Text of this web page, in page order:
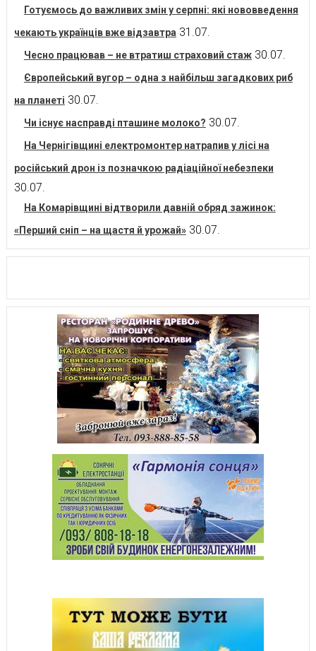
Готуємось до важливих змін у серпні: які нововведення
чекають українців вже відзавтра 31.07.
Чесно працював – не втратиш страховий стаж 30.07.
Європейський вугор – одна з найбільш загадкових риб
на планеті 30.07.
Чи існує насправді пташине молоко? 30.07.
На Чернігівщині електромонтер натрапив у лісі на
російський дрон із позначкою радіаційної небезпеки
30.07.
На Комарівщині відтворили давній обряд зажинок:
«Перший сніп – на щастя й урожай» 30.07.